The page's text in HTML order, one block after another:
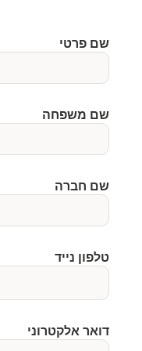
שם פרטי
שם משפחה
שם חברה
טלפון נייד
דואר אלקטרוני